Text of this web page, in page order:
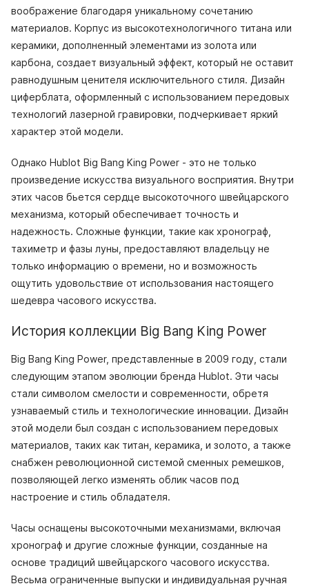
воображение благодаря уникальному сочетанию
материалов. Корпус из высокотехнологичного титана или
керамики, дополненный элементами из золота или
карбона, создает визуальный эффект, который не оставит
равнодушным ценителя исключительного стиля. Дизайн
циферблата, оформленный с использованием передовых
технологий лазерной гравировки, подчеркивает яркий
характер этой модели.
Однако Hublot Big Bang King Power - это не только
произведение искусства визуального восприятия. Внутри
этих часов бьется сердце высокоточного швейцарского
механизма, который обеспечивает точность и
надежность. Сложные функции, такие как хронограф,
тахиметр и фазы луны, предоставляют владельцу не
только информацию о времени, но и возможность
ощутить удовольствие от использования настоящего
шедевра часового искусства.
История коллекции Big Bang King Power
Big Bang King Power, представленные в 2009 году, стали
следующим этапом эволюции бренда Hublot. Эти часы
стали символом смелости и современности, обретя
узнаваемый стиль и технологические инновации. Дизайн
этой модели был создан с использованием передовых
материалов, таких как титан, керамика, и золото, а также
снабжен революционной системой сменных ремешков,
позволяющей легко изменять облик часов под
настроение и стиль обладателя.
Часы оснащены высокоточными механизмами, включая
хронограф и другие сложные функции, созданные на
основе традиций швейцарского часового искусства.
Весьма ограниченные выпуски и индивидуальная ручная